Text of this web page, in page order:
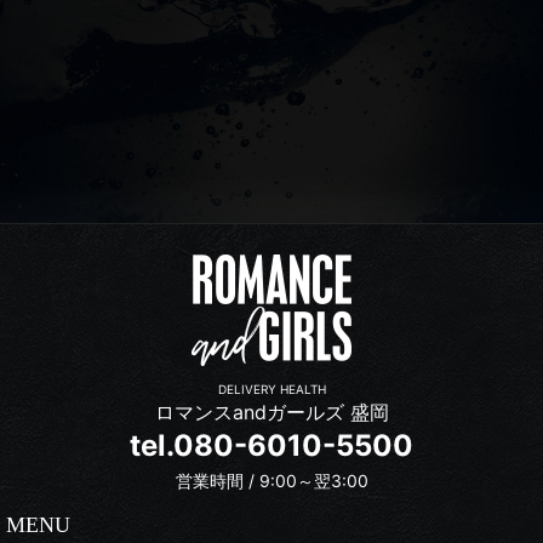
DELIVERY HEALTH
ロマンスandガールズ 盛岡
tel.080-6010-5500
営業時間 / 9:00～翌3:00
MENU